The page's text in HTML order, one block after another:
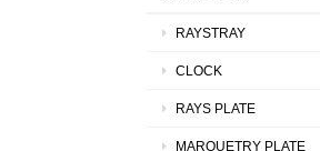
RAYSTRAY
CLOCK
RAYS PLATE
MARQUETRY PLATE